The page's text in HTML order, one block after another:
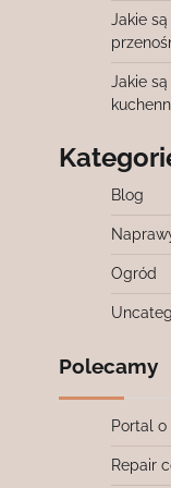
Jakie
Jakie
Blog
Ogród
Polecamy
Portal
Repair